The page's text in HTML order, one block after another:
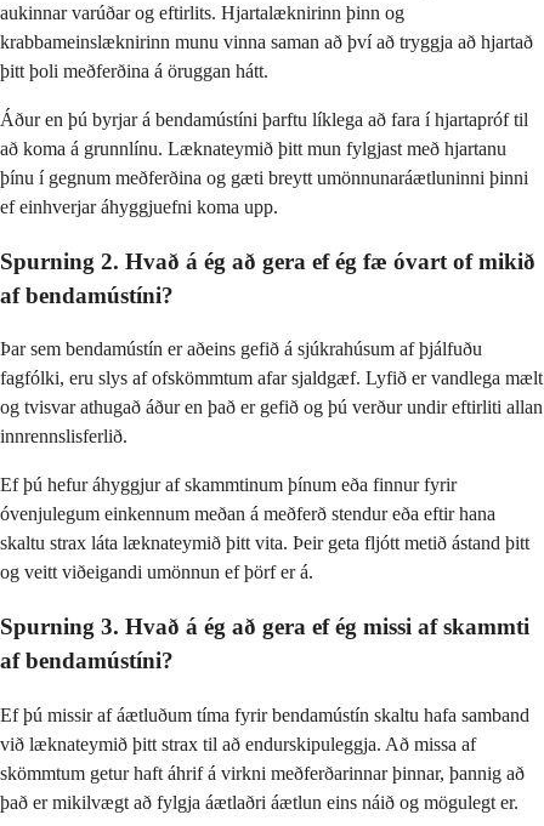
aukinnar varúðar og eftirlits. Hjartalæknirinn þinn og
krabbameinslæknirinn munu vinna saman að því að tryggja að hjartað
þitt þoli meðferðina á öruggan hátt.
Áður en þú byrjar á bendamústíni þarftu líklega að fara í hjartapróf til
að koma á grunnlínu. Læknateymið þitt mun fylgjast með hjartanu
þínu í gegnum meðferðina og gæti breytt umönnunaráætluninni þinni
ef einhverjar áhyggjuefni koma upp.
Spurning 2. Hvað á ég að gera ef ég fæ óvart of mikið
af bendamústíni?
Þar sem bendamústín er aðeins gefið á sjúkrahúsum af þjálfuðu
fagfólki, eru slys af ofskömmtum afar sjaldgæf. Lyfið er vandlega mælt
og tvisvar athugað áður en það er gefið og þú verður undir eftirliti allan
innrennslisferlið.
Ef þú hefur áhyggjur af skammtinum þínum eða finnur fyrir
óvenjulegum einkennum meðan á meðferð stendur eða eftir hana
skaltu strax láta læknateymið þitt vita. Þeir geta fljótt metið ástand þitt
og veitt viðeigandi umönnun ef þörf er á.
Spurning 3. Hvað á ég að gera ef ég missi af skammti
af bendamústíni?
Ef þú missir af áætluðum tíma fyrir bendamústín skaltu hafa samband
við læknateymið þitt strax til að endurskipuleggja. Að missa af
skömmtum getur haft áhrif á virkni meðferðarinnar þinnar, þannig að
það er mikilvægt að fylgja áætlaðri áætlun eins náið og mögulegt er.